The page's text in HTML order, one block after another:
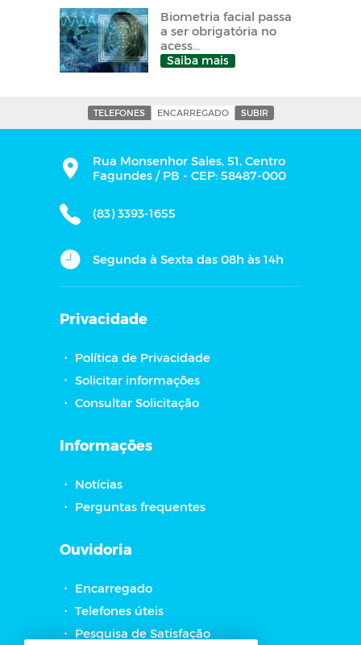
Biometria facial passa
a ser obrigatória no
acess...
Saiba mais
TELEFONES ENCARREGADO SUBIR
Rua Monsenhor Sales, 51, Centro
Fagundes / PB - CEP: 58487-000
(83) 3393-1655
Segunda à Sexta das 08h às 14h
Privacidade
・ Política de Privacidade
・ Solicitar informações
・ Consultar Solicitação
Informações
・ Notícias
・ Perguntas frequentes
Ouvidoria
・ Encarregado
・ Telefones úteis
・ Pesquisa de Satisfação